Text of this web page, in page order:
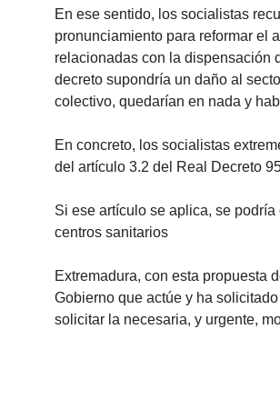
En ese sentido, los socialistas
pronunciamiento para reformar el
relacionadas con la dispensación
decreto supondría un daño al
colectivo, quedarían en nada y
En concreto, los socialistas
del artículo 3.2 del Real Decreto
Si ese artículo se aplica, se
centros sanitarios
Extremadura, con esta propuesta
Gobierno que actúe y ha
solicitar la necesaria, y urgente,